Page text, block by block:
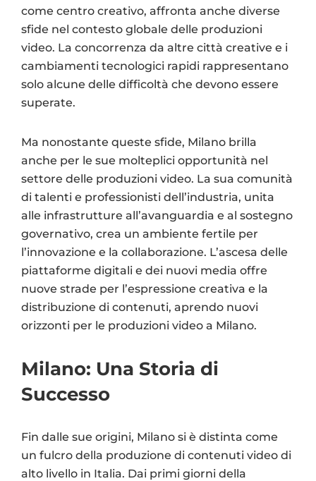
come centro creativo, affronta anche diverse
sfide nel contesto globale delle produzioni
video. La concorrenza da altre città creative e i
cambiamenti tecnologici rapidi rappresentano
solo alcune delle difficoltà che devono essere
superate.
Ma nonostante queste sfide, Milano brilla
anche per le sue molteplici opportunità nel
settore delle produzioni video. La sua comunità
di talenti e professionisti dell’industria, unita
alle infrastrutture all’avanguardia e al sostegno
governativo, crea un ambiente fertile per
l’innovazione e la collaborazione. L’ascesa delle
piattaforme digitali e dei nuovi media offre
nuove strade per l’espressione creativa e la
distribuzione di contenuti, aprendo nuovi
orizzonti per le produzioni video a Milano.
Milano: Una Storia di
Successo
Fin dalle sue origini, Milano si è distinta come
un fulcro della produzione di contenuti video di
alto livello in Italia. Dai primi giorni della